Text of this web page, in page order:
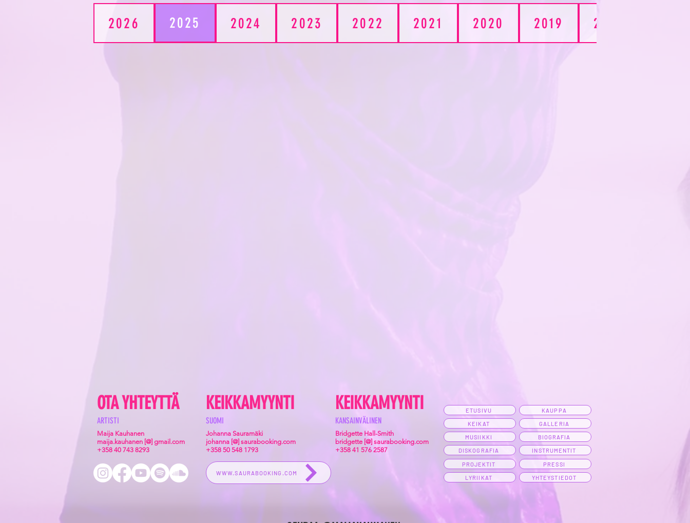
2026 2025 2024 2023 2022 2021 2020 2019 2018
OTA YHTEYTTÄ
ARTISTI
Maija Kauhanen
maija.kauhanen [@] gmail.com
+358 40 743 8293
KEIKKAMYYNTI
SUOMI
Johanna Sauramäki
johanna [@] saurabooking.com
+358 50 548 1793
WWW.SAURABOOKING.COM
KEIKKAMYYNTI
KANSAINVÄLINEN
Bridgette Hall-Smith
bridgette [@] saurabooking.com
+358 41 576 2587
ETUSIVU
KAUPPA
KEIKAT
GALLERIA
MUSIIKKI
BIOGRAFIA
DISKOGRAFIA
INSTRUMENTIT
PROJEKTIT
PRESSI
LYRIIKAT
YHTEYSTIEDOT